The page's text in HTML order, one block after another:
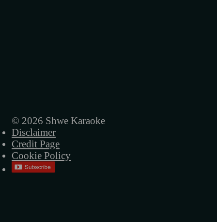
© 2026 Shwe Karaoke
Disclaimer
Credit Page
Cookie Policy